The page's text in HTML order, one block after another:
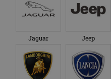
Jaguar Jeep